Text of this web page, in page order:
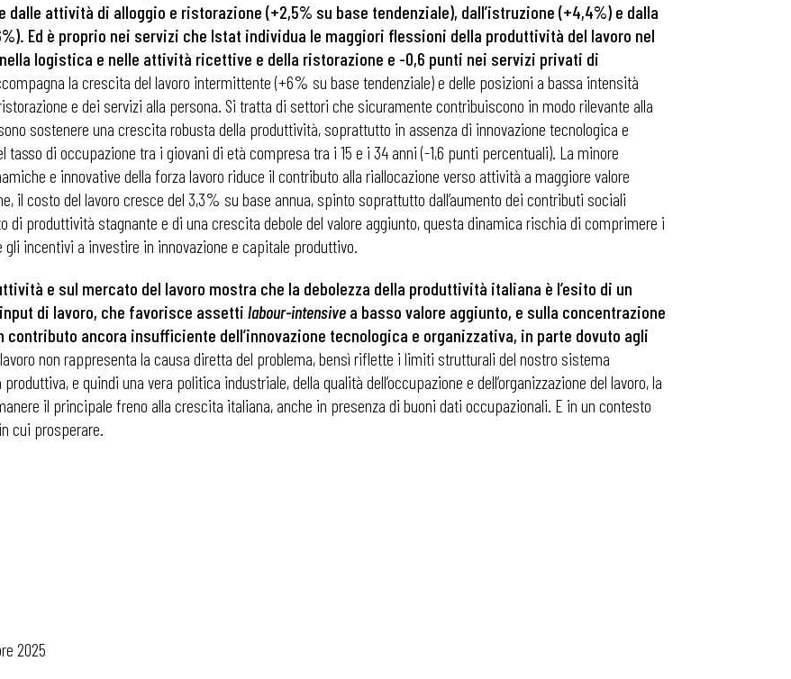
attività di alloggio e ristorazione (+2,5% su base tendenziale), dall’istruzione (+4,4%) e dalla
Ed è proprio nei servizi che Istat individua le maggiori flessioni della produttività del lavoro nel
logistica e nelle attività ricettive e della ristorazione e -0,6 punti nei servizi privati di
la crescita del lavoro intermittente (+6% su base tendenziale) e delle posizioni a bassa intensità
e dei servizi alla persona. Si tratta di settori che sicuramente contribuiscono in modo rilevante alla
sostenere una crescita robusta della produttività, soprattutto in assenza di innovazione tecnologica e
di occupazione tra i giovani di età compresa tra i 15 e i 34 anni (-1,6 punti percentuali). La minore
e innovative della forza lavoro riduce il contributo alla riallocazione verso attività a maggiore valore
il costo del lavoro cresce del 3,3% su base annua, spinto soprattutto dall’aumento dei contributi sociali
di produttività stagnante e di una crescita debole del valore aggiunto, questa dinamica rischia di comprimere i
incentivi a investire in innovazione e capitale produttivo.
e sul mercato del lavoro mostra che la debolezza della produttività italiana è l’esito di un
di lavoro, che favorisce assetti labour-intensive a basso valore aggiunto, e sulla concentrazione
ancora insufficiente dell’innovazione tecnologica e organizzativa, in parte dovuto agli
non rappresenta la causa diretta del problema, bensì riflette i limiti strutturali del nostro sistema
e quindi una vera politica industriale, della qualità dell’occupazione e dell’organizzazione del lavoro, la
il principale freno alla crescita italiana, anche in presenza di buoni dati occupazionali. E in un contesto
cui prosperare.
2025